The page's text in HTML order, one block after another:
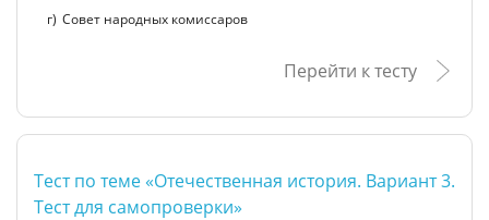
Совет народных комиссаров
Перейти к тесту
Тест по теме «Отечественная история. Вариант 3.
Тест для самопроверки»